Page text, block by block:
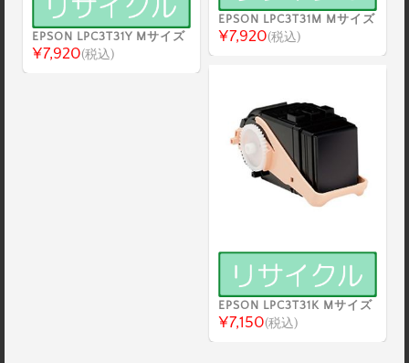
EPSON LPC3T31M Mサイズ
¥7,920(税込)
EPSON LPC3T31Y Mサイズ
¥7,920(税込)
EPSON LPC3T31K Mサイズ
¥7,150(税込)